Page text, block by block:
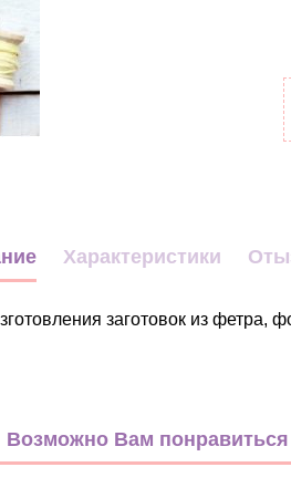
Характеристики
заготовок из фетра,
Возможно Вам понравиться